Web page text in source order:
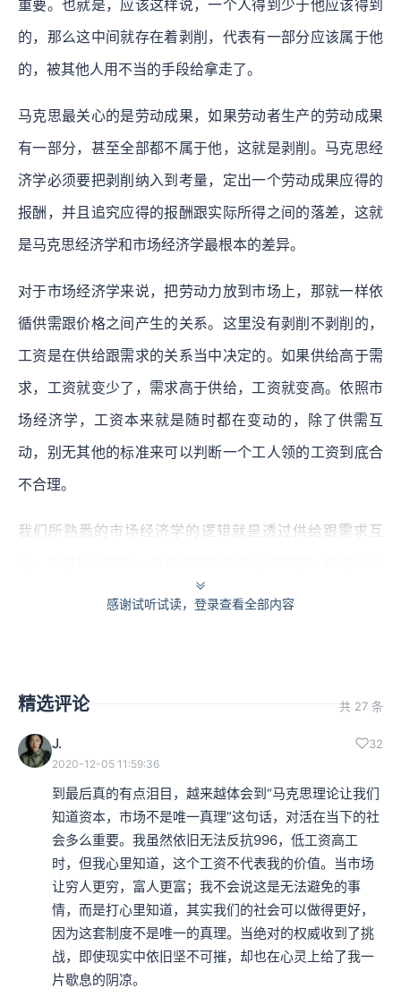
重要。也就是，应该这样说，一个人得到少于他应该得到
的，那么这中间就存在着剥削，代表有一部分应该属于他
的，被其他人用不当的手段给拿走了。
马克思最关心的是劳动成果，如果劳动者生产的劳动成果
有一部分，甚至全部都不属于他，这就是剥削。马克思经
济学必须要把剥削纳入到考量，定出一个劳动成果应得的
报酬，并且追究应得的报酬跟实际所得之间的落差，这就
是马克思经济学和市场经济学最根本的差异。
对于市场经济学来说，把劳动力放到市场上，那就一样依
循供需跟价格之间产生的关系。这里没有剥削不剥削的，
工资是在供给跟需求的关系当中决定的。如果供给高于需
求，工资就变少了，需求高于供给，工资就变高。依照市
场经济学，工资本来就是随时都在变动的，除了供需互
动，别无其他的标准来可以判断一个工人领的工资到底合
不合理。
我们所熟悉的市场经济学的逻辑就是透过供给跟需求互
有一个贪心的老板，他找来了一个勤奋的工人，费了一天
利润。这样的做法合不合理呢？市场经济学的答案是不一
感谢试听试读，登录查看全部内容
精选评论 共 27 条
J. 32
2020-12-05 11:59:36
到最后真的有点泪目，越来越体会到“马克思理论让我们
知道资本，市场不是唯一真理”这句话，对活在当下的社
会多么重要。我虽然依旧无法反抗996，低工资高工
时，但我心里知道，这个工资不代表我的价值。当市场
让穷人更穷，富人更富；我不会说这是无法避免的事
情，而是打心里知道，其实我们的社会可以做得更好，
因为这套制度不是唯一的真理。当绝对的权威收到了挑
战，即使现实中依旧坚不可摧，却也在心灵上给了我一
片歇息的阴凉。